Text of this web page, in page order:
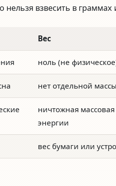
нельзя взвесить в граммах
Вес
ноль (не
нет отдельной массы
ничтожная
энергии
вес бумаги или